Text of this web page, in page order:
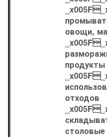
овощи,
продукты
отходов